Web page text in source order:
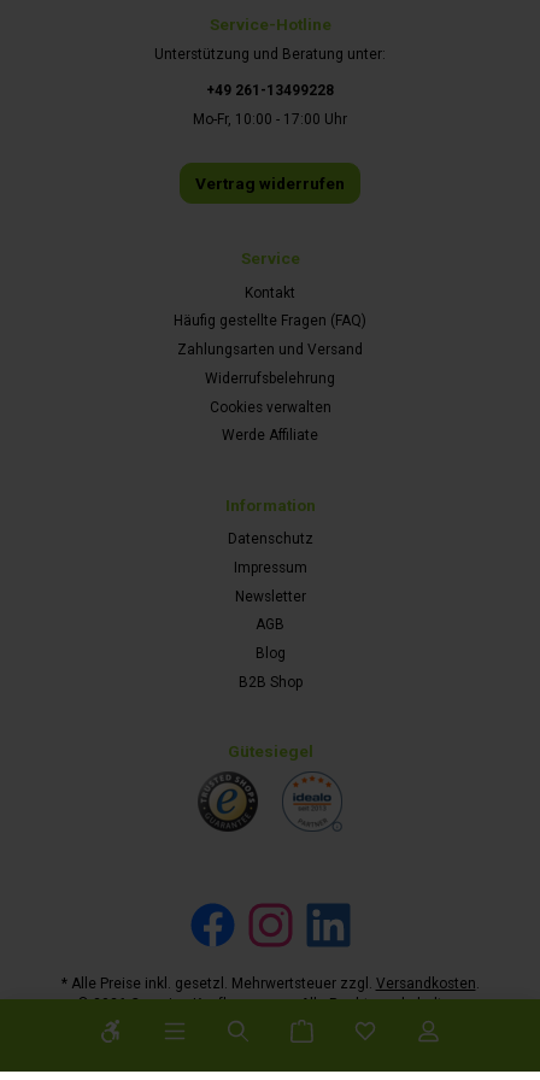
Werkzeugleiste anzeigen
Service-Hotline
Unterstützung und Beratung unter:
+49 261-13499228
Mo-Fr, 10:00 - 17:00 Uhr
Vertrag widerrufen
Service
Kontakt
Häufig gestellte Fragen (FAQ)
Zahlungsarten und Versand
Widerrufsbelehrung
Cookies verwalten
Werde Affiliate
Information
Datenschutz
Impressum
Newsletter
AGB
Blog
B2B Shop
Gütesiegel
Facebook Instagram LinkedIn
* Alle Preise inkl. gesetzl. Mehrwertsteuer zzgl. Versandkosten.
© 2026 Camping-Kaufhaus.com - Alle Rechte vorbehalten.